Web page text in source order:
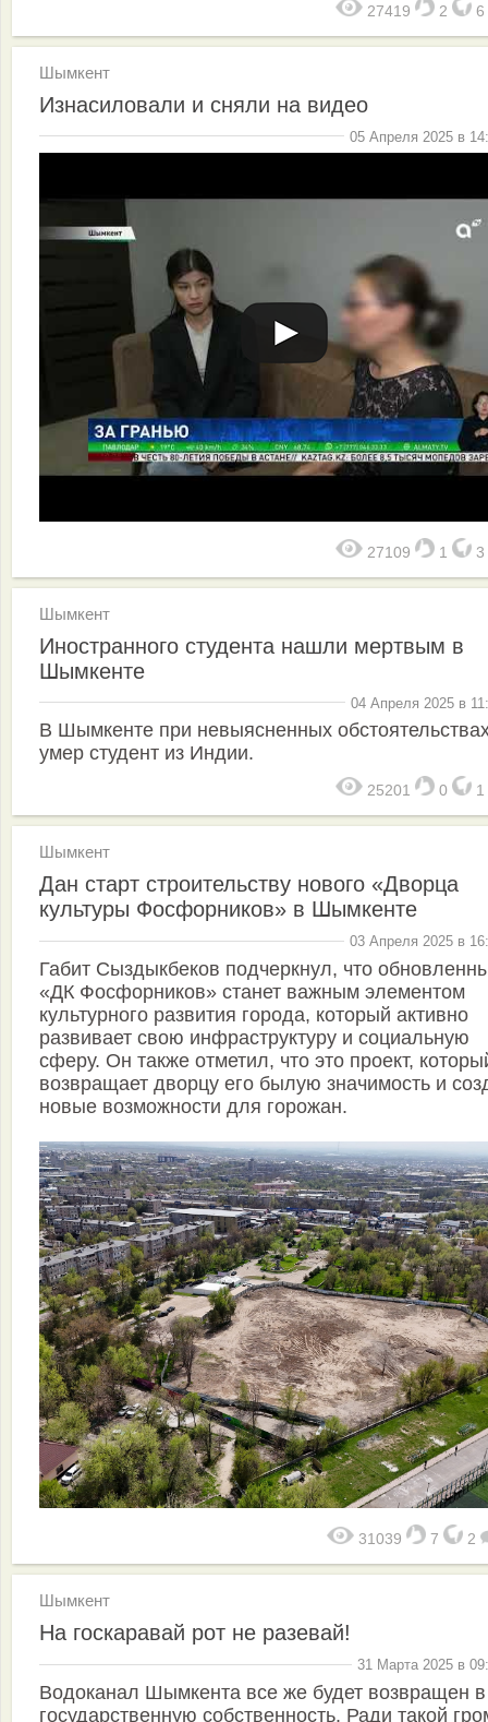
27419 2 6
Шымкент
Изнасиловали и сняли на видео
05 Апреля 2025 в
27109 1 3
Шымкент
Иностранного студента нашли мертвым в
Шымкенте
04 Апреля 2025 в
В Шымкенте при невыясненных
умер студент из Индии.
25201 0 1
Шымкент
Дан старт строительству нового «Дворца
культуры Фосфорников» в Шымкенте
03 Апреля 2025 в
Габит Сыздыкбеков подчеркнул, что
«ДК Фосфорников» станет важным элементом
культурного развития города, который активно
развивает свою инфраструктуру и социальную
сферу. Он также отметил, что это проект,
возвращает дворцу его былую значимость и
новые возможности для горожан.
31039 7 2
Шымкент
На госкаравай рот не разевай!
31 Марта 2025 в
Водоканал Шымкента все же будет возвращен в
государственную собственность. Ради такой